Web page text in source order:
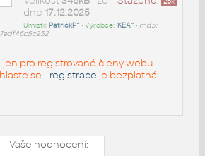
dne 17.12.2025
Umístil: PatrickP^ • Výrobce: IKEA^ • md5:
jen pro registrované členy webu
se - registrace je bezplatná.
Vaše hodnocení: